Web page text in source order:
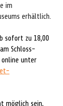
im
erhältlich.
sofort zu 18,00
Schloss-
unter